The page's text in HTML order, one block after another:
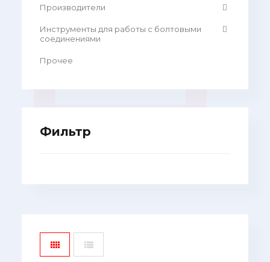
Производители
Инструменты для работы с болтовыми
соединениями
Прочее
Фильтр